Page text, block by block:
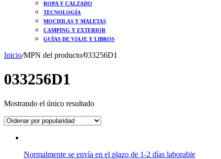
ROPA Y CALZADO
TECNOLOGÍA
MOCHILAS Y MALETAS
CAMPING Y EXTERIOR
GUÍAS DE VIAJE Y LIBROS
Inicio/MPN del producto/033256D1
033256D1
Mostrando el único resultado
Normalmente se envía en el plazo de 1-2 días laborable